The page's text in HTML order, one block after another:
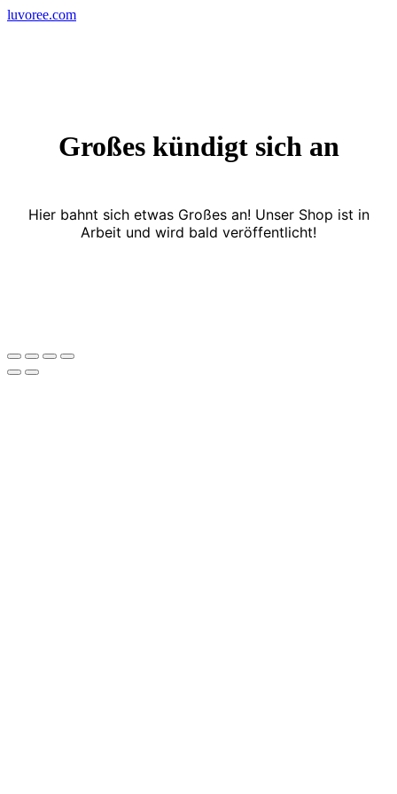
Skip
luvoree.com
Großes kündigt sich an
Hier bahnt sich etwas Großes an! Unser Shop ist in
Arbeit und wird bald veröffentlicht!